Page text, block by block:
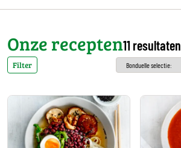
Onze recepten11 resultaten
Filter